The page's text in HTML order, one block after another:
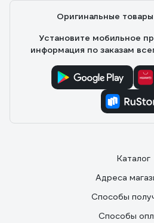
Оригинальные
Установите мобильное
информация по заказам
Каталог
Адреса
Способы
Способы